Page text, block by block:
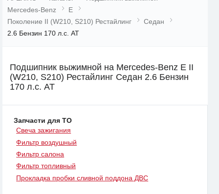
Mercedes-Benz
E
Поколение II (W210, S210) Рестайлинг
Седан
2.6 Бензин 170 л.с. AT
Подшипник выжимной на Mercedes-Benz E II
(W210, S210) Рестайлинг Седан 2.6 Бензин
170 л.с. AT
Запчасти для ТО
Свеча зажигания
Фильтр воздушный
Фильтр салона
Фильтр топливный
Прокладка пробки сливной поддона ДВС